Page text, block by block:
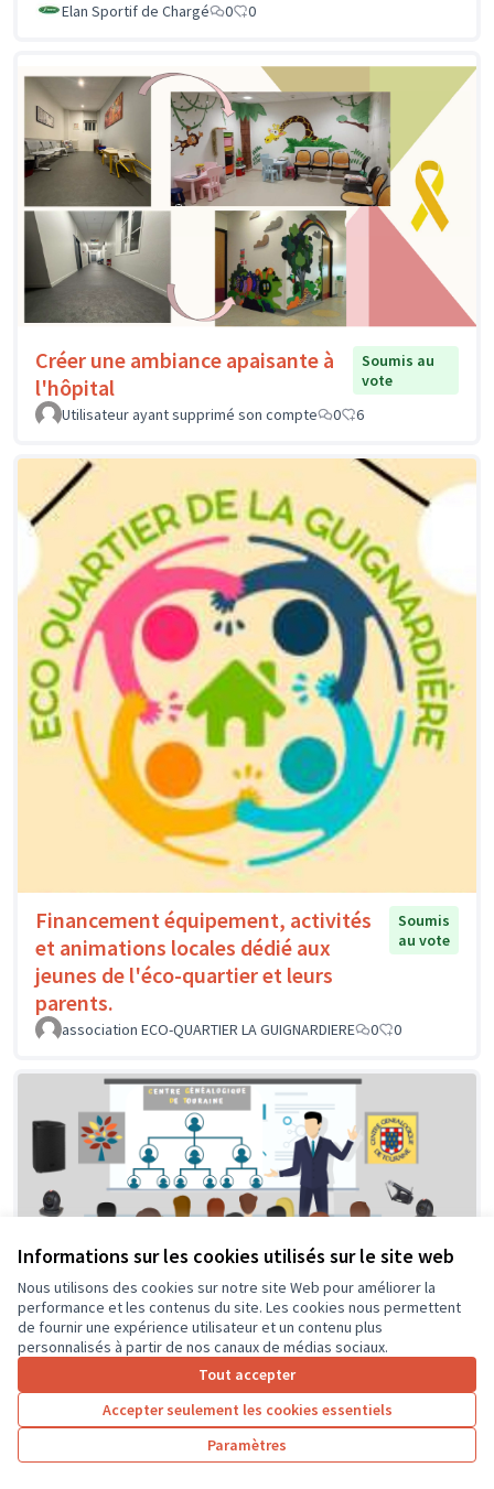
Informations sur les cookies utilisés sur le site web
Nous utilisons des cookies sur notre site Web pour améliorer la
performance et les contenus du site. Les cookies nous permettent
de fournir une expérience utilisateur et un contenu plus
personnalisés à partir de nos canaux de médias sociaux.
Tout accepter
Accepter seulement les cookies essentiels
Paramètres
Elan Sportif de Chargé 0 0
Créer une ambiance apaisante à
l'hôpital
Soumis au
vote
Utilisateur ayant supprimé son compte
0 6
Financement équipement, activités
et animations locales dédié aux
jeunes de l'éco-quartier et leurs
parents.
Soumis
au vote
association ECO-QUARTIER LA GUIGNARDIERE 0 0